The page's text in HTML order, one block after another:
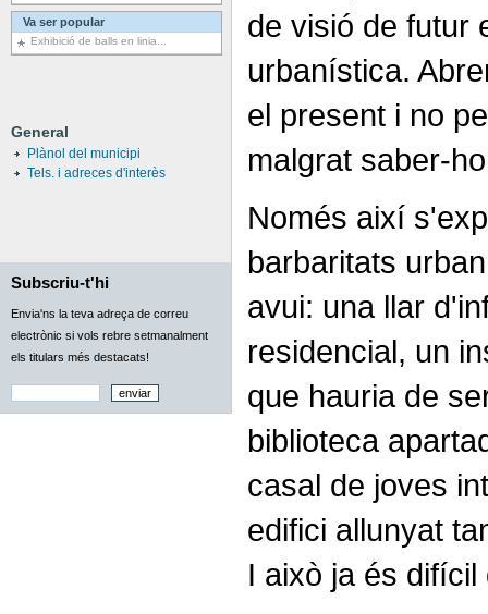
Va ser popular
Exhibició de balls en linia...
General
Plànol del municipi
Tels. i adreces d'interès
Subscriu-t'hi
Envia'ns la teva adreça de correu
electrònic si vols rebre setmanalment
els titulars més destacats!
de visió de futur
urbanística.
el present i no
malgrat saber-
Només així
barbaritats
avui: una llar
residencial, un
que hauria de
biblioteca
casal de joves
edifici allunyat
I això ja és difícil